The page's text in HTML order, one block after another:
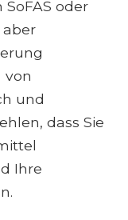
oder
von
und
dass Sie
Ihre